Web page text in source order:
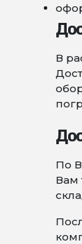
В
По
Вам